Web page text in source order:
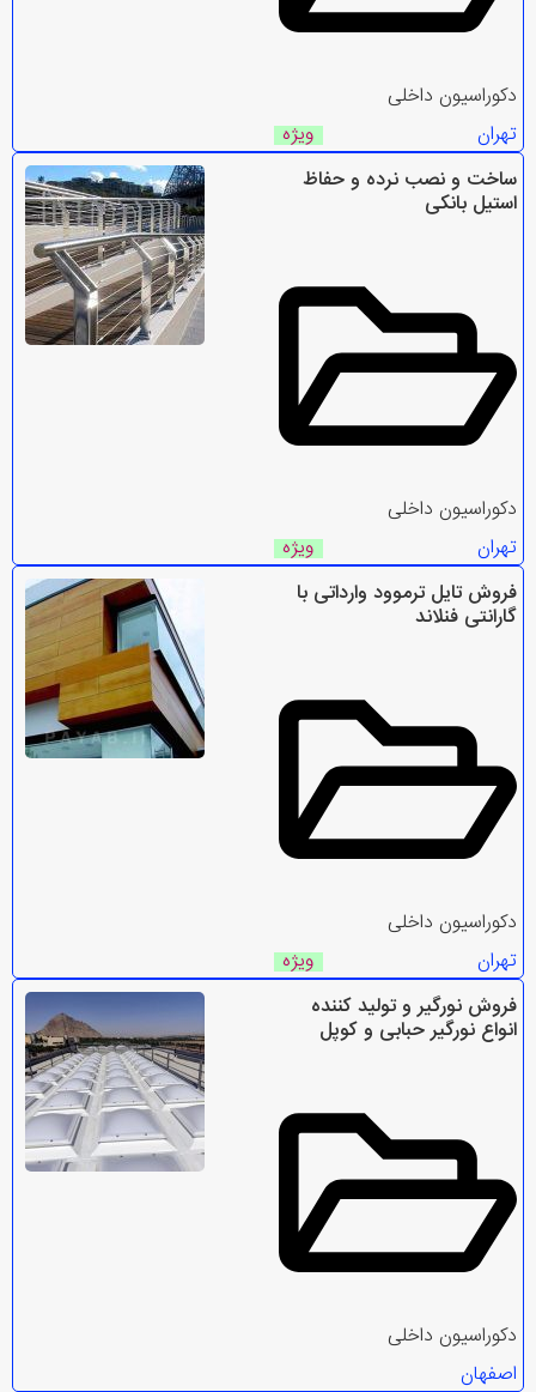
دکوراسیون داخلی
تهران
ویژه
ساخت و نصب نرده و حفاظ
استیل بانکی
دکوراسیون داخلی
تهران
ویژه
فروش تایل ترموود وارداتی با
گارانتی فنلاند
دکوراسیون داخلی
تهران
ویژه
فروش نورگیر و تولید کننده
انواع نورگیر حبابی و کوپل
دکوراسیون داخلی
اصفهان